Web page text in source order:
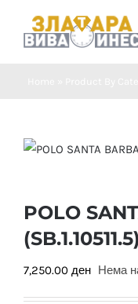
POLO
(SB.1.10511.5)
7,250.00 ден Нема